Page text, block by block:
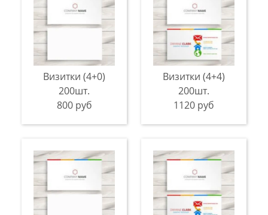
Визитки (4+0)
200шт.
800 руб
Визитки (4+4)
200шт.
1120 руб